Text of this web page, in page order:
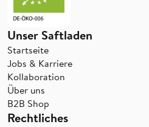
Unser Saftladen
Startseite
Jobs & Karriere
Kollaboration
Über uns
B2B Shop
Rechtliches